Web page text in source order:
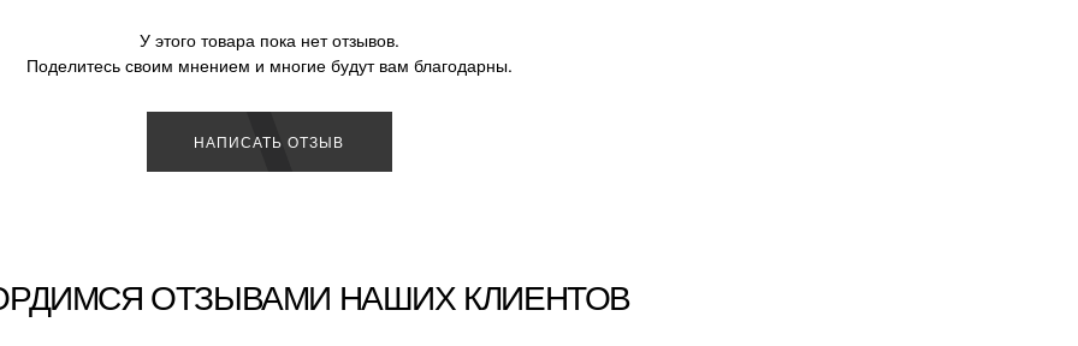
У этого товара пока нет отзывов.
Поделитесь своим мнением и многие будут вам благодарны.
НАПИСАТЬ ОТЗЫВ
ОТЗЫВАМИ НАШИХ КЛИЕНТОВ